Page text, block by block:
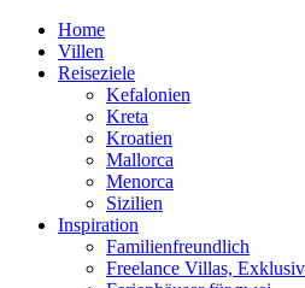
Home
Villen
Reiseziele
Kefalonien
Kreta
Kroatien
Mallorca
Menorca
Sizilien
Inspiration
Familienfreundlich
Freelance Villas,